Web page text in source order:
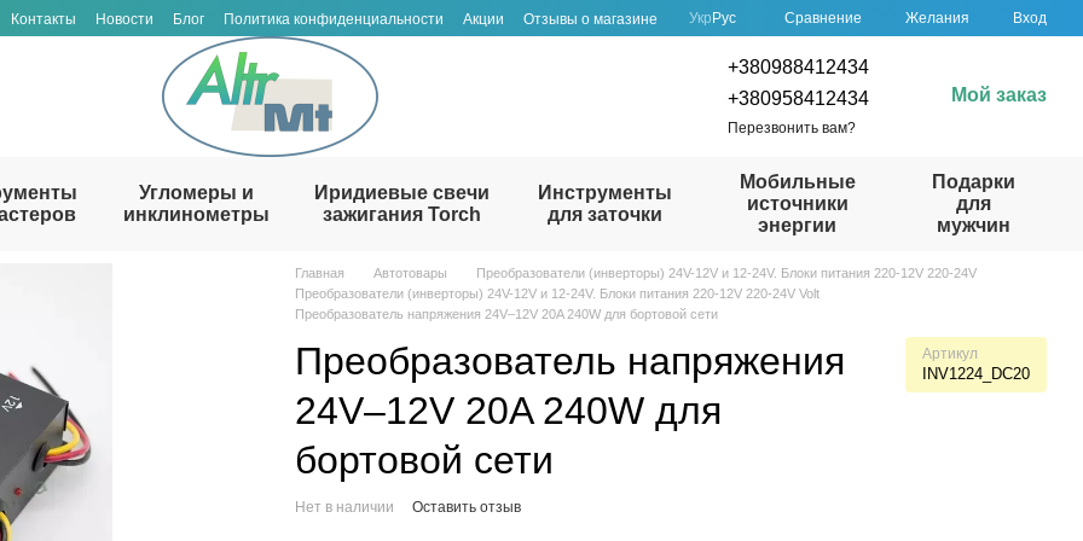
Контакты Новости Блог Политика конфиденциальности Акции
Отзывы о магазине
Укр Рус Сравнение Желания Вход
+380988412434
+380958412434
Перезвонить вам?
Мой заказ
Угломеры и
инклинометры
Иридиевые свечи
зажигания Torch
Инструменты
для заточки
Мобильные
источники
энергии
Подарки
для
мужчин
Главная Автотовары
Преобразователи (инверторы) 24V-12V и 12-24V. Блоки питания 220-12V 220-24V
Преобразователи (инверторы) 24V-12V и 12-24V. Блоки питания 220-12V 220-24V Volt
Преобразователь напряжения 24V–12V 20A 240W для бортовой сети
Преобразователь напряжения
24V–12V 20A 240W для
бортовой сети
Артикул
INV1224_DC20
Нет в наличии Оставить отзыв